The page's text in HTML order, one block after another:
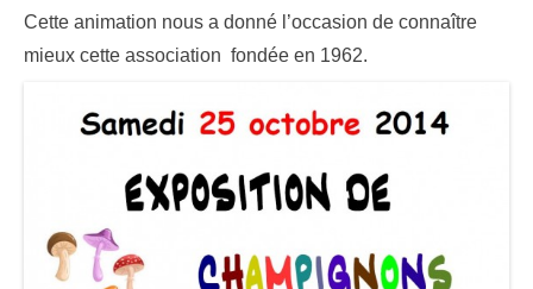
Cette animation nous a donné l’occasion de connaître
mieux cette association fondée en 1962.